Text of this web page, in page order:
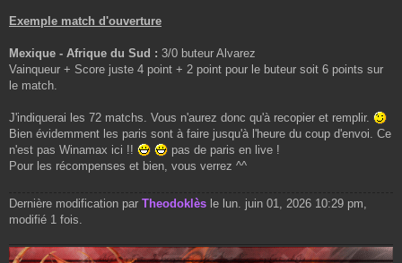
Exemple match d'ouverture
Mexique - Afrique du Sud : 3/0 buteur Alvarez
Vainqueur + Score juste 4 point + 2 point pour le buteur soit 6 points sur
le match.
J'indiquerai les 72 matchs. Vous n'aurez donc qu'à recopier et remplir.
Bien évidemment les paris sont à faire jusqu'à l'heure du coup d'envoi. Ce
n'est pas Winamax ici !!
pas de paris en live !
Pour les récompenses et bien, vous verrez ^^
Dernière modification par Theodoklès le lun. juin 01, 2026 10:29 pm,
modifié 1 fois.